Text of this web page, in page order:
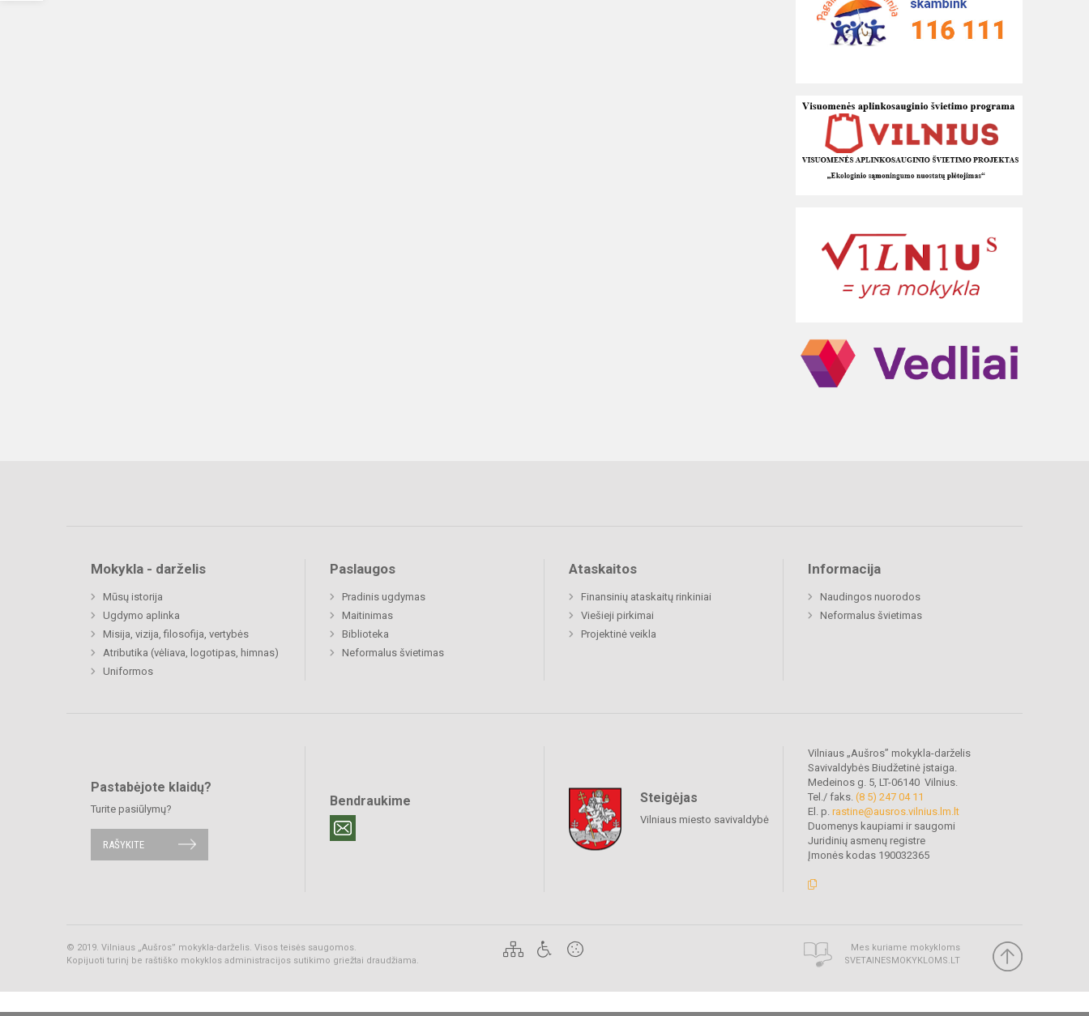
Mokykla - darželis
Mūsų istorija
Ugdymo aplinka
Misija, vizija, filosofija, vertybės
Atributika (vėliava, logotipas, himnas)
Uniformos
Paslaugos
Pradinis ugdymas
Maitinimas
Biblioteka
Neformalus švietimas
Ataskaitos
Finansinių ataskaitų rinkiniai
Viešieji pirkimai
Projektinė veikla
Informacija
Naudingos nuorodos
Neformalus švietimas
Pastabėjote klaidų?
Turite pasiūlymų?
RAŠYKITE
Bendraukime Steigėjas
Vilniaus miesto savivaldybė
Vilniaus „Aušros” mokykla-darželis
Savivaldybės Biudžetinė įstaiga.
Medeinos g. 5, LT-06140 Vilnius.
Tel./ faks. (8 5) 247 04 11
El. p. rastine@ausros.vilnius.lm.lt
Duomenys kaupiami ir saugomi
Juridinių asmenų registre
Įmonės kodas 190032365
© 2019. Vilniaus „Aušros” mokykla-darželis. Visos teisės saugomos.
Kopijuoti turinį be raštiško mokyklos administracijos sutikimo griežtai draudžiama.
Mes kuriame mokykloms
SVETAINESMOKYKLOMS.LT